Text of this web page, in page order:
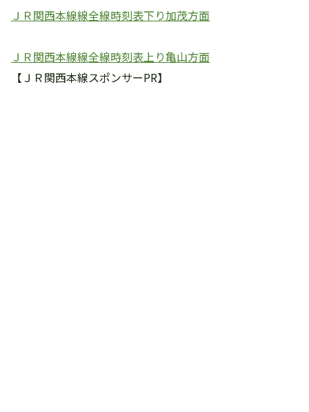
ＪＲ関西本線線全線時刻表下り加茂方面
ＪＲ関西本線線全線時刻表上り亀山方面
【ＪＲ関西本線スポンサーPR】